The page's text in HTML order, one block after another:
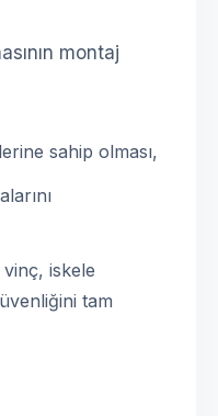
montaj
sahip olması,
vinç, iskele
tam